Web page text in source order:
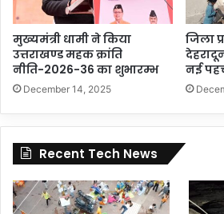
मुख्यमंत्री धामी ने किया
उत्तराखण्ड महक क्रांति
नीति-2026-36 का शुभारम्भ
December 14, 2025
जिला
नई
Recent Tech News